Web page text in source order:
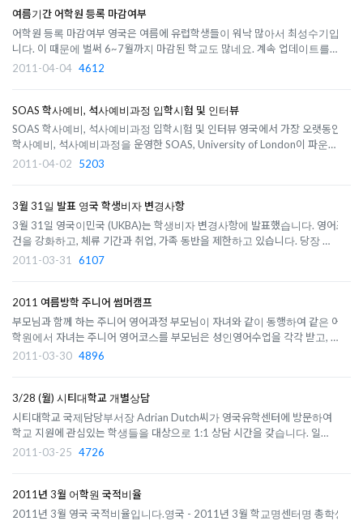
여름기간 어학원 등록 마감여부
어학원 등록 마감여부 영국은 여름에 유럽학생들이 워낙 많아서 최성수기입
니다. 이 때문에 벌써 6~7월까지 마감된 학교도 많네요. 계속 업데이트를 하
면서 마감된 학교를 알려드리겠습니다 St. Giles Brighton4월 4일부터 6월
2011-04-04 4612
SOAS 학사예비, 석사예비과정 입학시험 및 인터뷰
SOAS 학사예비, 석사예비과정 입학시험 및 인터뷰 영국에서 가장 오랫동안
학사예비, 석사예비과정을 운영한 SOAS, University of London이 파운데
이션, 석사예비과정 지원한 한국학생을 대상으로 테스트 및 인터뷰의 시간을
2011-04-02 5203
3월 31일 발표 영국 학생비자 변경사항
3월 31일 영국이민국 (UKBA)는 학생비자 변경사항에 발표했습니다. 영어조
건을 강화하고, 체류 기간과 취업, 가족 동반을 제한하고 있습니다. 당장 크게
적용되는 부분은 현재로서는 어학연수를 갈 때 학교자체테스트로 평가가 가
2011-03-31 6107
2011 여름방학 주니어 썸머캠프
부모님과 함께 하는 주니어 영어과정 부모님이 자녀와 같이 동행하여 같은 어
학원에서 자녀는 주니어 영어코스를 부모님은 성인영어수업을 각각 받고, 같
은 홈스테이에서 지낼 수 있는 과정입니다. 이 학교를 추천합니다- 부모님을
2011-03-30 4896
3/28 (월) 시티대학교 개별상담
시티대학교 국제담당부서장 Adrian Dutch씨가 영국유학센터에 방문하여
학교 지원에 관심있는 학생들을 대상으로 1:1 상담 시간을 갖습니다. 일시:
2011년 3월 28일 (월) 오후 4시부터대상: 시티대학교 대학예비, 학사, 석사
2011-03-25 4726
2011년 3월 어학원 국적비율
2011년 3월 영국 국적비율입니다.영국 - 2011년 3월 학교명센터명 총학생